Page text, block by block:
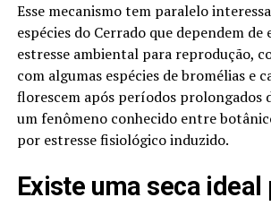
Esse mecanismo tem paralelo
espécies do Cerrado que dependem
estresse ambiental para reprodução,
com algumas espécies de bromélias e
florescem após períodos prolongados
um fenômeno conhecido entre
por estresse fisiológico induzido.
Existe uma seca ideal